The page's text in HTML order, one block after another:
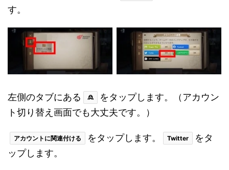
す。
左側のタブにある 🙎
をタップします。（アカウン
ト切り替え画面でも大丈夫です。）
アカウントに関連付ける をタップします。 Twitter
をタ
ップします。